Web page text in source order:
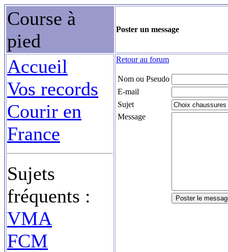
Course à
pied
Poster un message
Accueil
Vos records
Courir en
France
Sujets
fréquents :
VMA
FCM
Retour au forum
Nom ou Pseudo
E-mail
Sujet
Message